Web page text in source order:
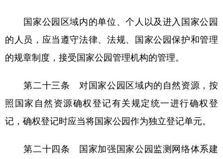
国家公园区域内的单位、个人以及进入国家公园
的人员，应当遵守法律、法规、国家公园保护和管理
的规章制度，接受国家公园管理机构的管理。
第二十三条 对国家公园区域内的自然资源，按
照国家自然资源确权登记有关规定统一进行确权登
记，确权登记时应当将国家公园作为独立登记单元。
第二十四条 国家加强国家公园监测网络体系建